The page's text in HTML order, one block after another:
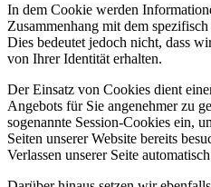
In dem Cookie werden
Zusammenhang mit dem
Dies bedeutet jedoch nicht, dass
von Ihrer Identität erhalten.
Der Einsatz von Cookies dient
Angebots für Sie angenehmer zu
sogenannte Session-Cookies ein,
Seiten unserer Website bereits
Verlassen unserer Seite